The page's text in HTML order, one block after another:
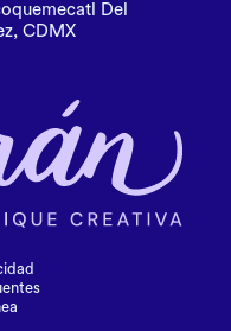
Del
CDMX